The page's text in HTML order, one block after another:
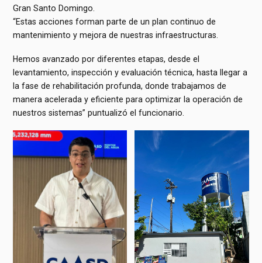
Gran Santo Domingo.
“Estas acciones forman parte de un plan continuo de
mantenimiento y mejora de nuestras infraestructuras.
Hemos avanzado por diferentes etapas, desde el
levantamiento, inspección y evaluación técnica, hasta llegar a
la fase de rehabilitación profunda, donde trabajamos de
manera acelerada y eficiente para optimizar la operación de
nuestros sistemas” puntualizó el funcionario.